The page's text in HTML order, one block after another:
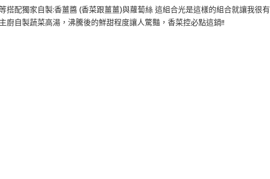
搭配獨家自製:香薑醬 (香菜跟薑薑)與蘿蔔絲 這組合光是這樣的組合就讓我很有
廚自製蔬菜高湯，沸騰後的鮮甜程度讓人驚豔，香菜控必點這鍋!!